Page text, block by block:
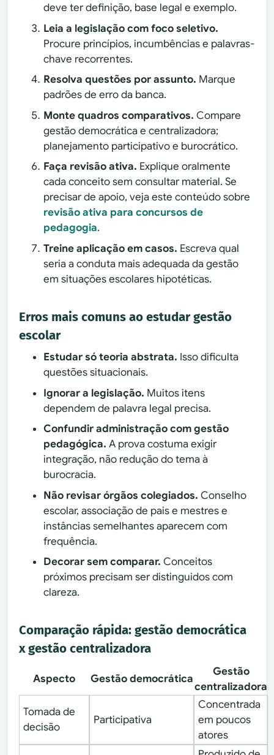
deve ter definição, base legal e exemplo.
Leia a legislação com foco seletivo.
Procure princípios, incumbências e palavras-
chave recorrentes.
Resolva questões por assunto. Marque
padrões de erro da banca.
Monte quadros comparativos. Compare
gestão democrática e centralizadora;
planejamento participativo e burocrático.
Faça revisão ativa. Explique oralmente
cada conceito sem consultar material. Se
precisar de apoio, veja este conteúdo sobre
revisão ativa para concursos de
pedagogia.
Treine aplicação em casos. Escreva qual
seria a conduta mais adequada da gestão
em situações escolares hipotéticas.
Erros mais comuns ao estudar gestão
escolar
Estudar só teoria abstrata. Isso dificulta
questões situacionais.
Ignorar a legislação. Muitos itens
dependem de palavra legal precisa.
Confundir administração com gestão
pedagógica. A prova costuma exigir
integração, não redução do tema à
burocracia.
Não revisar órgãos colegiados. Conselho
escolar, associação de pais e mestres e
instâncias semelhantes aparecem com
frequência.
Decorar sem comparar. Conceitos
próximos precisam ser distinguidos com
clareza.
Comparação rápida: gestão democrática
x gestão centralizadora
Aspecto Gestão democrática
Gestão
centralizadora
Tomada de
decisão
Participativa
Concentrada
em poucos
atores